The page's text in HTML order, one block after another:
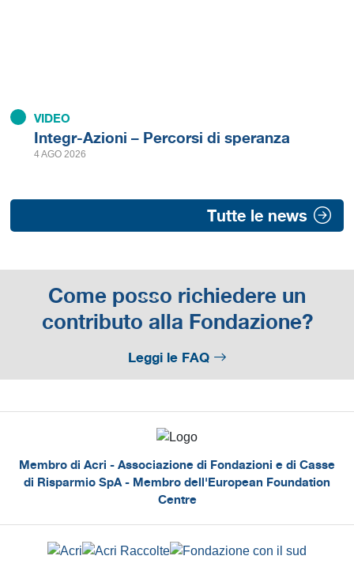
VIDEO
Integr-Azioni – Percorsi di speranza
4 AGO 2026
Tutte le news
Come posso richiedere un
contributo alla Fondazione?
Leggi le FAQ
Membro di Acri - Associazione di Fondazioni e di Casse
di Risparmio SpA - Membro dell'European Foundation
Centre